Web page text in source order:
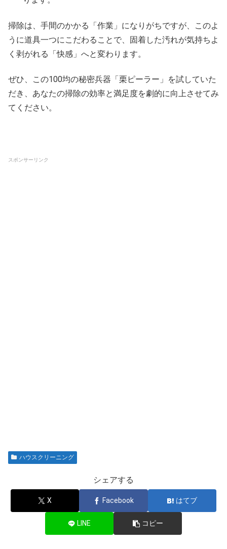
掃除は、手間のかかる「作業」になりがちですが、このよ
うに道具一つにこだわることで、固着した汚れが気持ちよ
く剥がれる「快感」へと変わります。
ぜひ、この100均の秘密兵器「栗ピーラー」を試していた
だき、あなたの掃除の効率と満足度を劇的に向上させてみ
てください。
スポンサーリンク
ハウスクリーニング
シェアする
X Facebook はてブ
LINE コピー